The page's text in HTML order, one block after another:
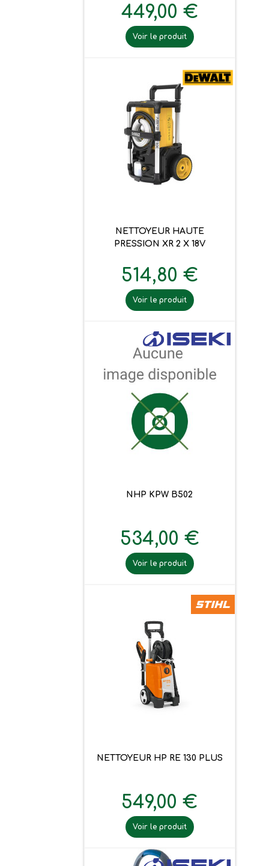
449,00 €
Voir le produit
NETTOYEUR HAUTE
PRESSION XR 2 X 18V
514,80 €
Voir le produit
NHP KPW B502
534,00 €
Voir le produit
NETTOYEUR HP RE 130 PLUS
549,00 €
Voir le produit